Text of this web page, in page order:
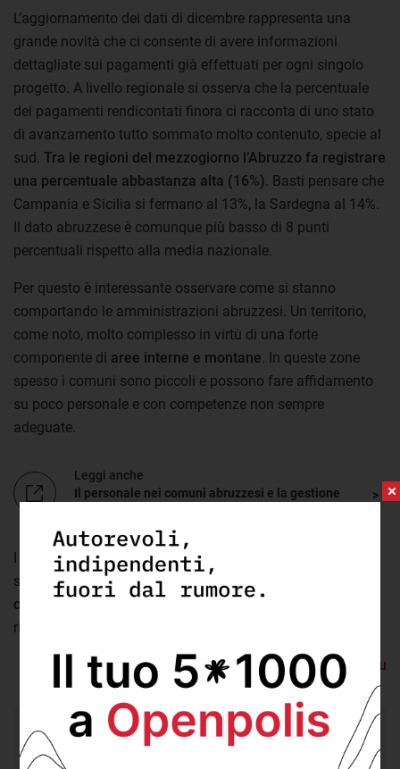
L’aggiornamento dei dati di dicembre rappresenta una
grande novità che ci consente di avere informazioni
dettagliate sui pagamenti già effettuati per ogni singolo
progetto. A livello regionale si osserva che la percentuale
dei pagamenti rendicontati finora ci racconta di uno stato
di avanzamento tutto sommato molto contenuto, specie al
sud. Tra le regioni del mezzogiorno l’Abruzzo fa registrare
una percentuale abbastanza alta (16%) . Basti pensare che
Campania e Sicilia si fermano al 13%, la Sardegna al 14%.
Il dato abruzzese è comunque più basso di 8 punti
percentuali rispetto alla media nazionale.
Per questo è interessante osservare come si stanno
comportando le amministrazioni abruzzesi. Un territorio,
come noto, molto complesso in virtù di una forte
componente di aree interne e montane . In queste zone
spesso i comuni sono piccoli e possono fare affidamento
su poco personale e con competenze non sempre
adeguate.
Leggi anche
Il personale nei comuni abruzzesi e la gestione
I progetti del Pnrr che vedono i comuni abruzzesi come
soggetti attuatori sono in totale
complessivo di circa 871 milioni di euro
risultano già erogati ammontano a circa
Torna su
19,8% lo stato di avanzamento finanziario